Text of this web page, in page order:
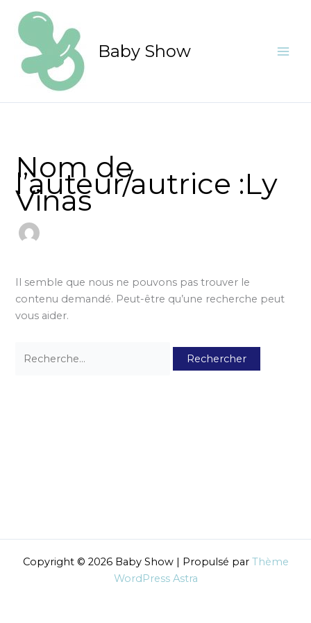
contenu
Baby Show
Nom de
l’auteur/autrice :Ly
Vinas
Il semble que nous ne pouvons pas trouver le
contenu demandé. Peut-être qu’une recherche peut
vous aider.
Copyright © 2026 Baby Show | Propulsé par Thème
WordPress Astra